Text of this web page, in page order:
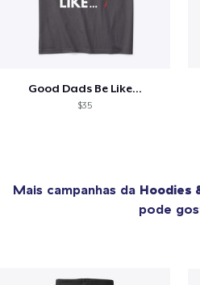
Good Dads Be Like...
$35
Mais campanhas da Hoodies
pode